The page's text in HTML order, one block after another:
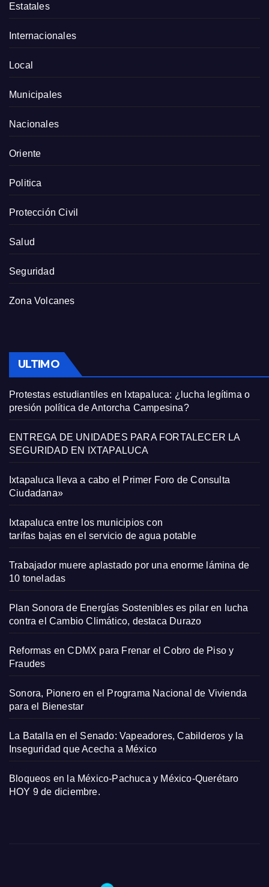
Estatales
Internacionales
Local
Municipales
Nacionales
Oriente
Politica
Protección Civil
Salud
Seguridad
Zona Volcanes
ULTIMO
Protestas estudiantiles en Ixtapaluca: ¿lucha legítima o
presión política de Antorcha Campesina?
ENTREGA DE UNIDADES PARA FORTALECER LA
SEGURIDAD EN IXTAPALUCA
Ixtapaluca lleva a cabo el Primer Foro de Consulta
Ciudadana»
Ixtapaluca entre los municipios con
tarifas bajas en el servicio de agua potable
Trabajador muere aplastado por una enorme lámina de
10 toneladas
Plan Sonora de Energías Sostenibles es pilar en lucha
contra el Cambio Climático, destaca Durazo
Reformas en CDMX para Frenar el Cobro de Piso y
Fraudes
Sonora, Pionero en el Programa Nacional de Vivienda
para el Bienestar
La Batalla en el Senado: Vapeadores, Cabilderos y la
Inseguridad que Acecha a México
Bloqueos en la México-Pachuca y México-Querétaro
HOY 9 de diciembre.